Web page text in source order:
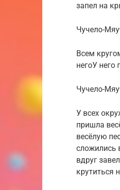
запел на
Чучело-
Всем
негоУ него
Чучело-
У всех
пришла
весёлую
сложились
вдруг
крутиться